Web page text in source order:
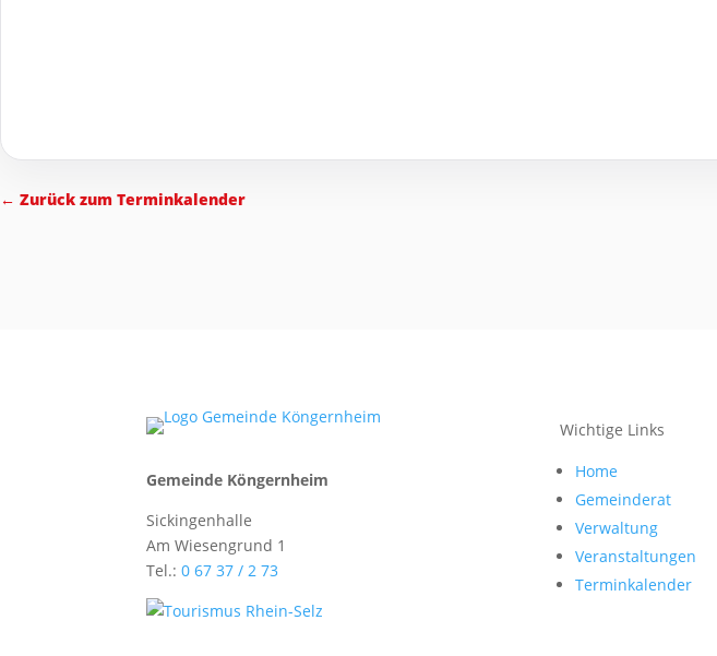
← Zurück zum Terminkalender
Gemeinde Köngernheim
Sickingenhalle
Am Wiesengrund 1
Tel.:0 67 37 / 2 73
Wichtige Links
Home
Gemeinderat
Verwaltung
Veranstaltungen
Terminkalender